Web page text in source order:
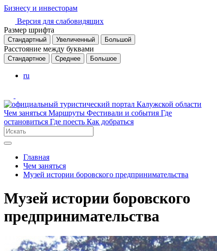
Бизнесу и инвесторам
Версия для слабовидящих
Размер шрифта
Стандартный Увеличенный Большой
Расстояние между буквами
Стандартное Среднее Большое
ru
Чем заняться Маршруты Фестивали и события Где
остановиться Где поесть Как добраться
Главная
Чем заняться
Музей истории боровского предпринимательства
Музей истории боровского
предпринимательства